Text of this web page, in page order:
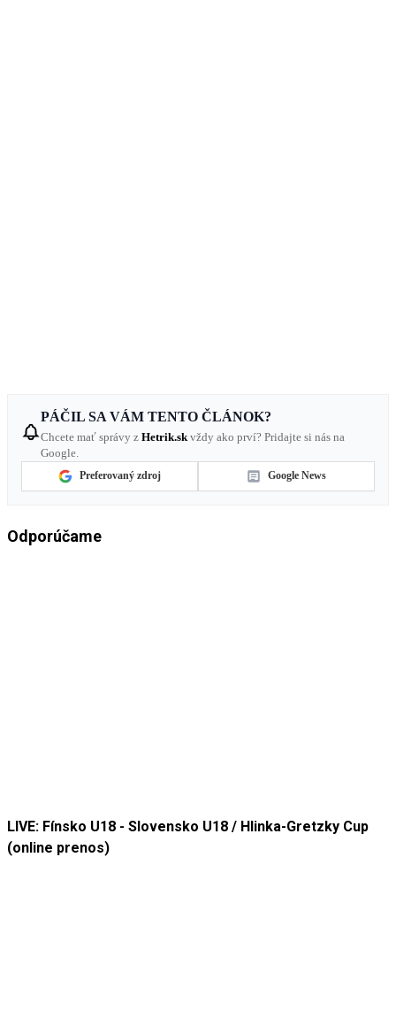
PÁČIL SA VÁM TENTO ČLÁNOK?
Chcete mať správy z Hetrik.sk vždy ako prví? Pridajte si nás na
Google.
Preferovaný zdroj Google News
Odporúčame
LIVE: Fínsko U18 - Slovensko U18 / Hlinka-Gretzky Cup
(online prenos)